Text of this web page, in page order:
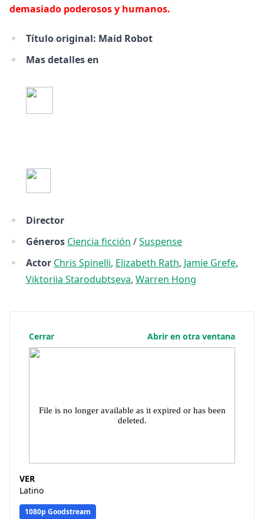
demasiado poderosos y humanos.
Título original: Maid Robot
Mas detalles en
Director
Géneros Ciencia ficción /Suspense
Actor Chris Spinelli, Elizabeth Rath, Jamie Grefe,
Viktoriia Starodubtseva, Warren Hong
Cerrar Abrir en otra ventana
VER
Latino
1080p Goodstream